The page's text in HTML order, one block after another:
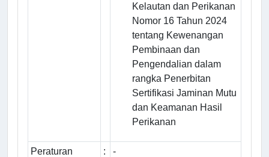
Kelautan dan Perikanan
Nomor 16 Tahun 2024
tentang Kewenangan
Pembinaan dan
Pengendalian dalam
rangka Penerbitan
Sertifikasi Jaminan Mutu
dan Keamanan Hasil
Perikanan
Peraturan
: -